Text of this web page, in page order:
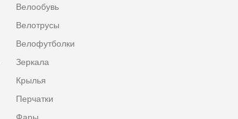
Велообувь
Велотрусы
Велофутболки
Зеркала
Крылья
Перчатки